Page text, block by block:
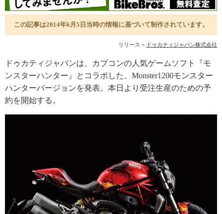
この記事は2014年6月5日当時の情報に基づいて制作されています。
リリース = ドゥカティジャパン株式会社
ドゥカティジャパンは、カプコンの人気ゲームソフト『モ
ンスターハンター』とコラボした、Monster1200モンスター
ハンターバージョンを発表。本日より受注生産のための予
約を開始する。